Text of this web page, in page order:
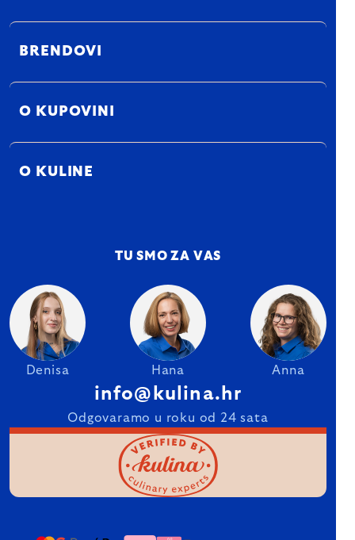
BRENDOVI
O KUPOVINI
O KULINE
TU SMO ZA VAS
Denisa Hana Anna
info@kulina.hr
Odgovaramo u roku od 24 sata